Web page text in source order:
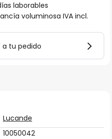
laborables
voluminosa IVA incl.
a tu pedido
Lucande
10050042